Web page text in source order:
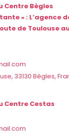
Centre Bègles
» : L’agence de
de Toulouse
33130 Bègles,
Centre Cestas